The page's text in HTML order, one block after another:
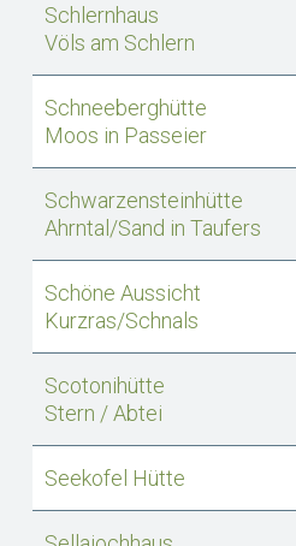
Schlernhaus
Völs am Schlern
Schneeberghütte
Moos in Passeier
Schwarzensteinhütte
Ahrntal/Sand in Taufers
Schöne Aussicht
Kurzras/Schnals
Scotonihütte
Stern / Abtei
Seekofel Hütte